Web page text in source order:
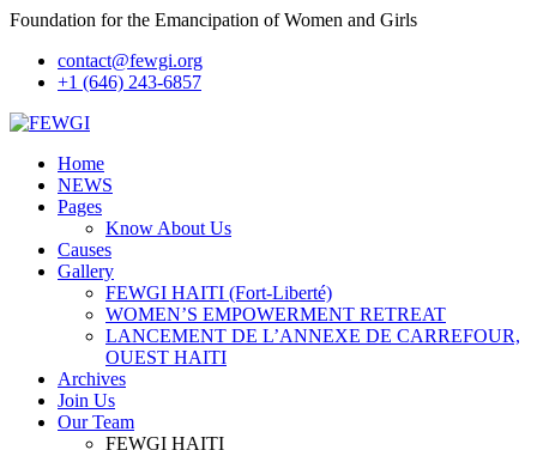
Foundation for the Emancipation of Women and Girls
contact@fewgi.org
+1 (646) 243-6857
Home
NEWS
Pages
Know About Us
Causes
Gallery
FEWGI HAITI (Fort-Liberté)
WOMEN’S EMPOWERMENT RETREAT
LANCEMENT DE L’ANNEXE DE CARREFOUR,
OUEST HAITI
Archives
Join Us
Our Team
FEWGI HAITI